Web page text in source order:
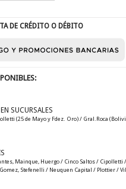
DE CRÉDITO O DÉBITO
SUCURSALES
(25 de Mayo y Fdez. Oro) / Gral.Roca
Mainque, Huergo / Cinco Saltos / Cipolletti /
Stefenelli / Neuquen Capital / Plottier /